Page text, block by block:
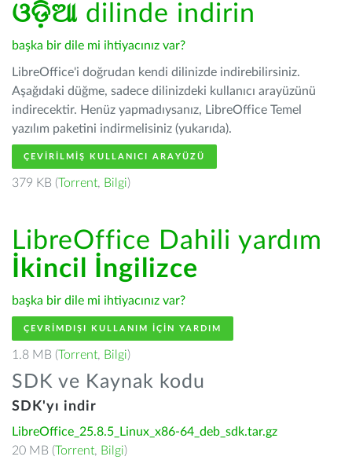
ଓଡ଼ିଆ dilinde indirin
başka bir dile mi ihtiyacınız var?
LibreOffice'i doğrudan kendi dilinizde indirebilirsiniz.
Aşağıdaki düğme, sadece dilinizdeki kullanıcı arayüzünü
indirecektir. Henüz yapmadıysanız, LibreOffice Temel
yazılım paketini indirmelisiniz (yukarıda).
ÇEVIRILMIŞ KULLANICI ARAYÜZÜ
379 KB (Torrent, Bilgi)
LibreOffice Dahili yardım
İkincil İngilizce
başka bir dile mi ihtiyacınız var?
ÇEVRIMDIŞI KULLANIM IÇIN YARDIM
1.8 MB (Torrent, Bilgi)
SDK ve Kaynak kodu
SDK'yı indir
LibreOffice_25.8.5_Linux_x86-64_deb_sdk.tar.gz
20 MB (Torrent, Bilgi)